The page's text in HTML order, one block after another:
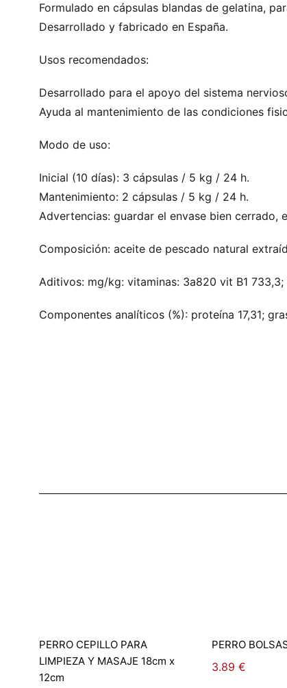
Formulado en cápsulas blandas de gelatina,
Desarrollado y fabricado en España.
Usos recomendados:
Desarrollado para el apoyo del sistema
Ayuda al mantenimiento de las condiciones
Modo de uso:
Inicial (10 días): 3 cápsulas / 5 kg / 24 h.
Mantenimiento: 2 cápsulas / 5 kg / 24 h.
Advertencias: guardar el envase bien cerrado,
Composición: aceite de pescado natural
Aditivos: mg/kg: vitaminas: 3a820 vit B1
Componentes analíticos (%): proteína 17,31;
PERRO CEPILLO PARA
LIMPIEZA Y MASAJE 18cm x
12cm
PERRO
3.89 €